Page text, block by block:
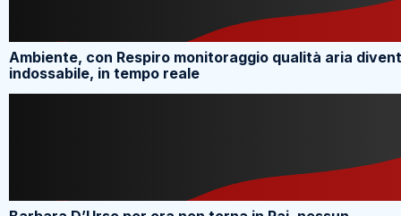
Ambiente, con Respiro monitoraggio qualità aria
indossabile, in tempo reale